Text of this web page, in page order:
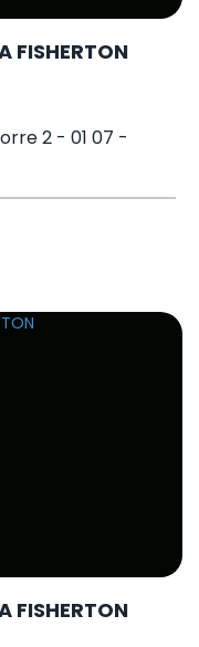
FISHERTON
2 - 01 07 -
FISHERTON